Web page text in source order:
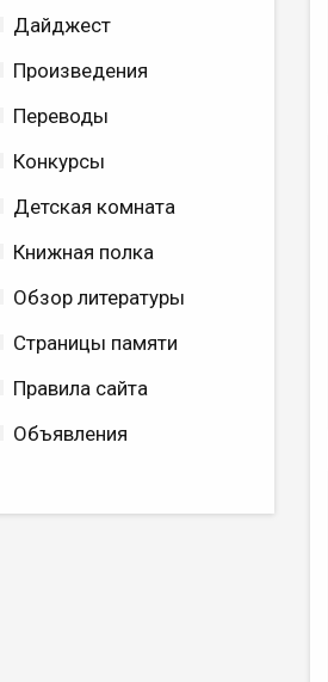
Дайджест
Произведения
Переводы
Конкурсы
Детская комната
Книжная полка
Обзор литературы
Страницы памяти
Правила сайта
Объявления